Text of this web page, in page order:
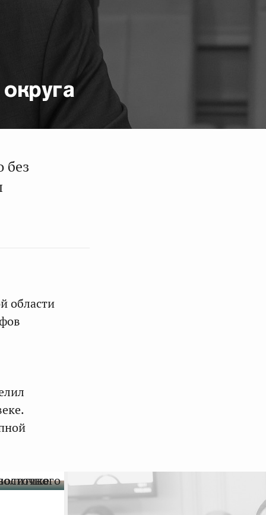
без
области